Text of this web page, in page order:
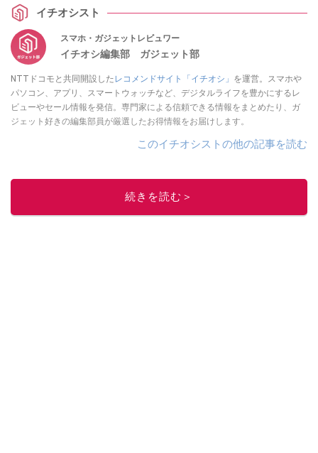
イチオシスト
スマホ・ガジェットレビュワー
イチオシ編集部 ガジェット部
NTTドコモと共同開設した レコメンドサイト「イチオシ」 を運営。スマホや
パソコン、アプリ、スマートウォッチなど、デジタルライフを豊かにするレ
ビューやセール情報を発信。専門家による信頼できる情報をまとめたり、ガ
ジェット好きの編集部員が厳選したお得情報をお届けします。
このイチオシストの他の記事を読む
続きを読む＞